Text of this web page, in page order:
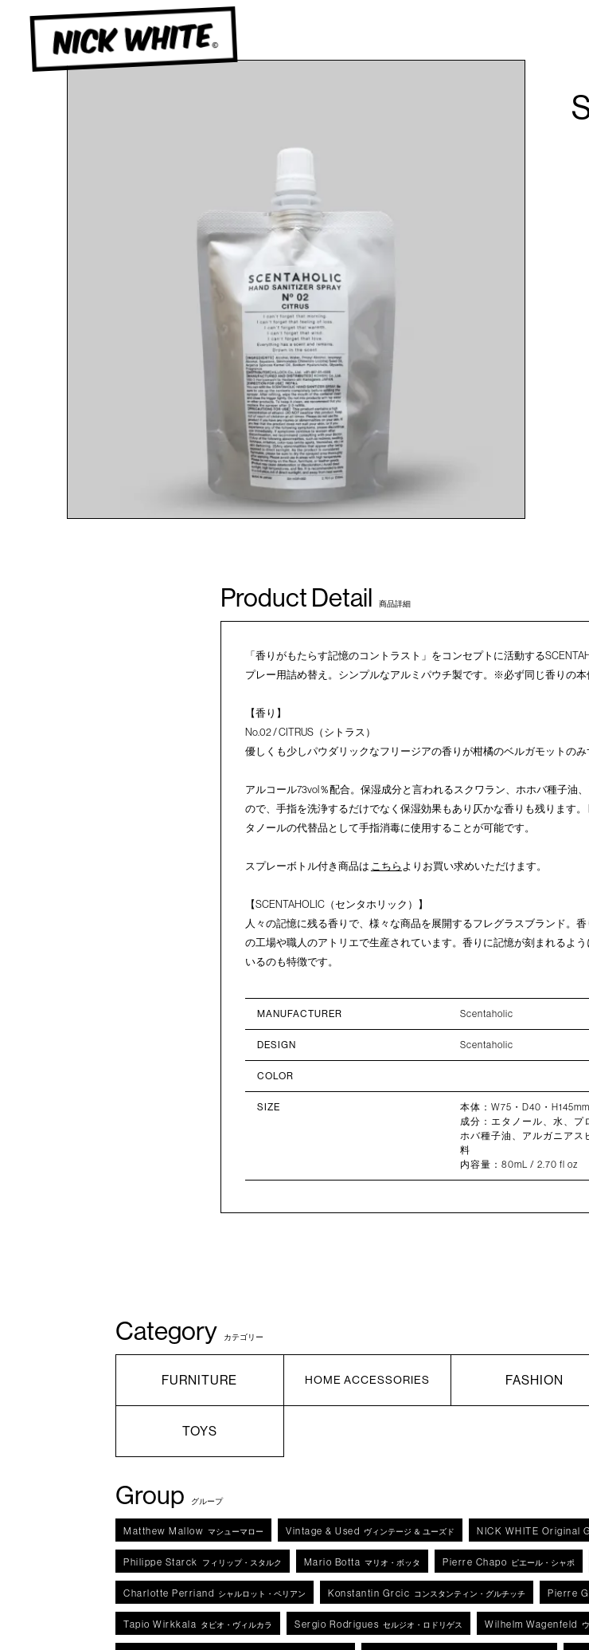
Product Detail 商品詳細
「香りがもたらす記憶のコントラスト」をコンセプトに活動する
プレー用詰め替え。シンプルなアルミパウチ製です。※必ず同じ香りの本
【香り】
No.02 / CITRUS（シトラス）
優しくも少しパウダリックなフリージアの香りが柑橘のベルガモットのみ
アルコール73vol％配合。保湿成分と言われるスクワラン、ホホバ種子油
ので、手指を洗浄するだけでなく保湿効果もあり仄かな香りも残ります
タノールの代替品として手指消毒に使用することが可能です。
スプレーボトル付き商品は こちら よりお買い求めいただけます。
【SCENTAHOLIC（センタホリック）】
人々の記憶に残る香りで、様々な商品を展開するフレグラスブランド。
の工場や職人のアトリエで生産されています。香りに記憶が刻まれるよ
いるのも特徴です。
MANUFACTURER Scentaholic
DESIGN Scentaholic
COLOR
SIZE
本体：W75・D40・H145mm
成分：エタノール、水、
ホバ種子油、アルガニアス
料
内容量：80mL / 2.70 fl oz
Category カテゴリー
FURNITURE HOME ACCESSORIES FASHION
TOYS
Group グループ
Matthew Mallow マシューマロー Vintage & Used ヴィンテージ ＆ ユーズド NICK WHITE Original
Philippe Starck フィリップ・スタルク Mario Botta マリオ・ボッタ Pierre Chapo ピエール・シャポ
Charlotte Perriand シャルロット・ペリアン Konstantin Grcic コンスタンティン・グルチッチ Pierre
Tapio Wirkkala タピオ・ヴィルカラ Sergio Rodrigues セルジオ・ロドリゲス Wilhelm Wagenfeld